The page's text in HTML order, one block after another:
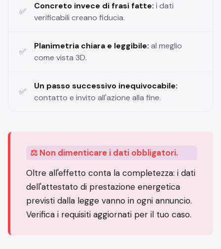
Concreto invece di frasi fatte: i dati
verificabili creano fiducia.
Planimetria chiara e leggibile: al meglio
come vista 3D.
Un passo successivo inequivocabile:
contatto e invito all'azione alla fine.
⚖️ Non dimenticare i dati obbligatori.
Oltre all'effetto conta la completezza: i dati
dell'attestato di prestazione energetica
previsti dalla legge vanno in ogni annuncio.
Verifica i requisiti aggiornati per il tuo caso.